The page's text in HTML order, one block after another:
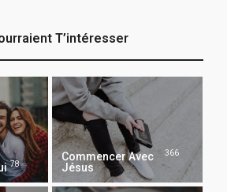
T’intéresser
78
Commencer Avec
Jésus
366